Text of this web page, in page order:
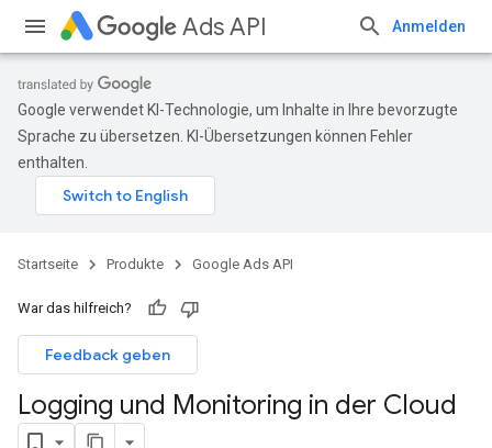
Ads API Anmelden
Google verwendet KI-Technologie, um Inhalte in Ihre bevorzugte
Sprache zu übersetzen. KI-Übersetzungen können Fehler
enthalten.
Startseite Produkte Google Ads API
War das hilfreich?
Feedback geben
Logging und Monitoring in der Cloud